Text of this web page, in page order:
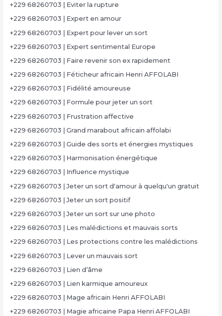
+229 68260703 | Eviter la rupture
+229 68260703 | Expert en amour
+229 68260703 | Expert pour lever un sort
+229 68260703 | Expert sentimental Europe
+229 68260703 | Faire revenir son ex rapidement
+229 68260703 | Féticheur africain Henri AFFOLABI
+229 68260703 | Fidélité amoureuse
+229 68260703 | Formule pour jeter un sort
+229 68260703 | Frustration affective
+229 68260703 | Grand marabout africain affolabi
+229 68260703 | Guide des sorts et énergies mystiques
+229 68260703 | Harmonisation énergétique
+229 68260703 | Influence mystique
+229 68260703 | Jeter un sort d'amour à quelqu'un gratuit
+229 68260703 | Jeter un sort positif
+229 68260703 | Jeter un sort sur une photo
+229 68260703 | Les malédictions et mauvais sorts
+229 68260703 | Les protections contre les malédictions
+229 68260703 | Lever un mauvais sort
+229 68260703 | Lien d’âme
+229 68260703 | Lien karmique amoureux
+229 68260703 | Mage africain Henri AFFOLABI
+229 68260703 | Magie africaine Papa Henri AFFOLABI